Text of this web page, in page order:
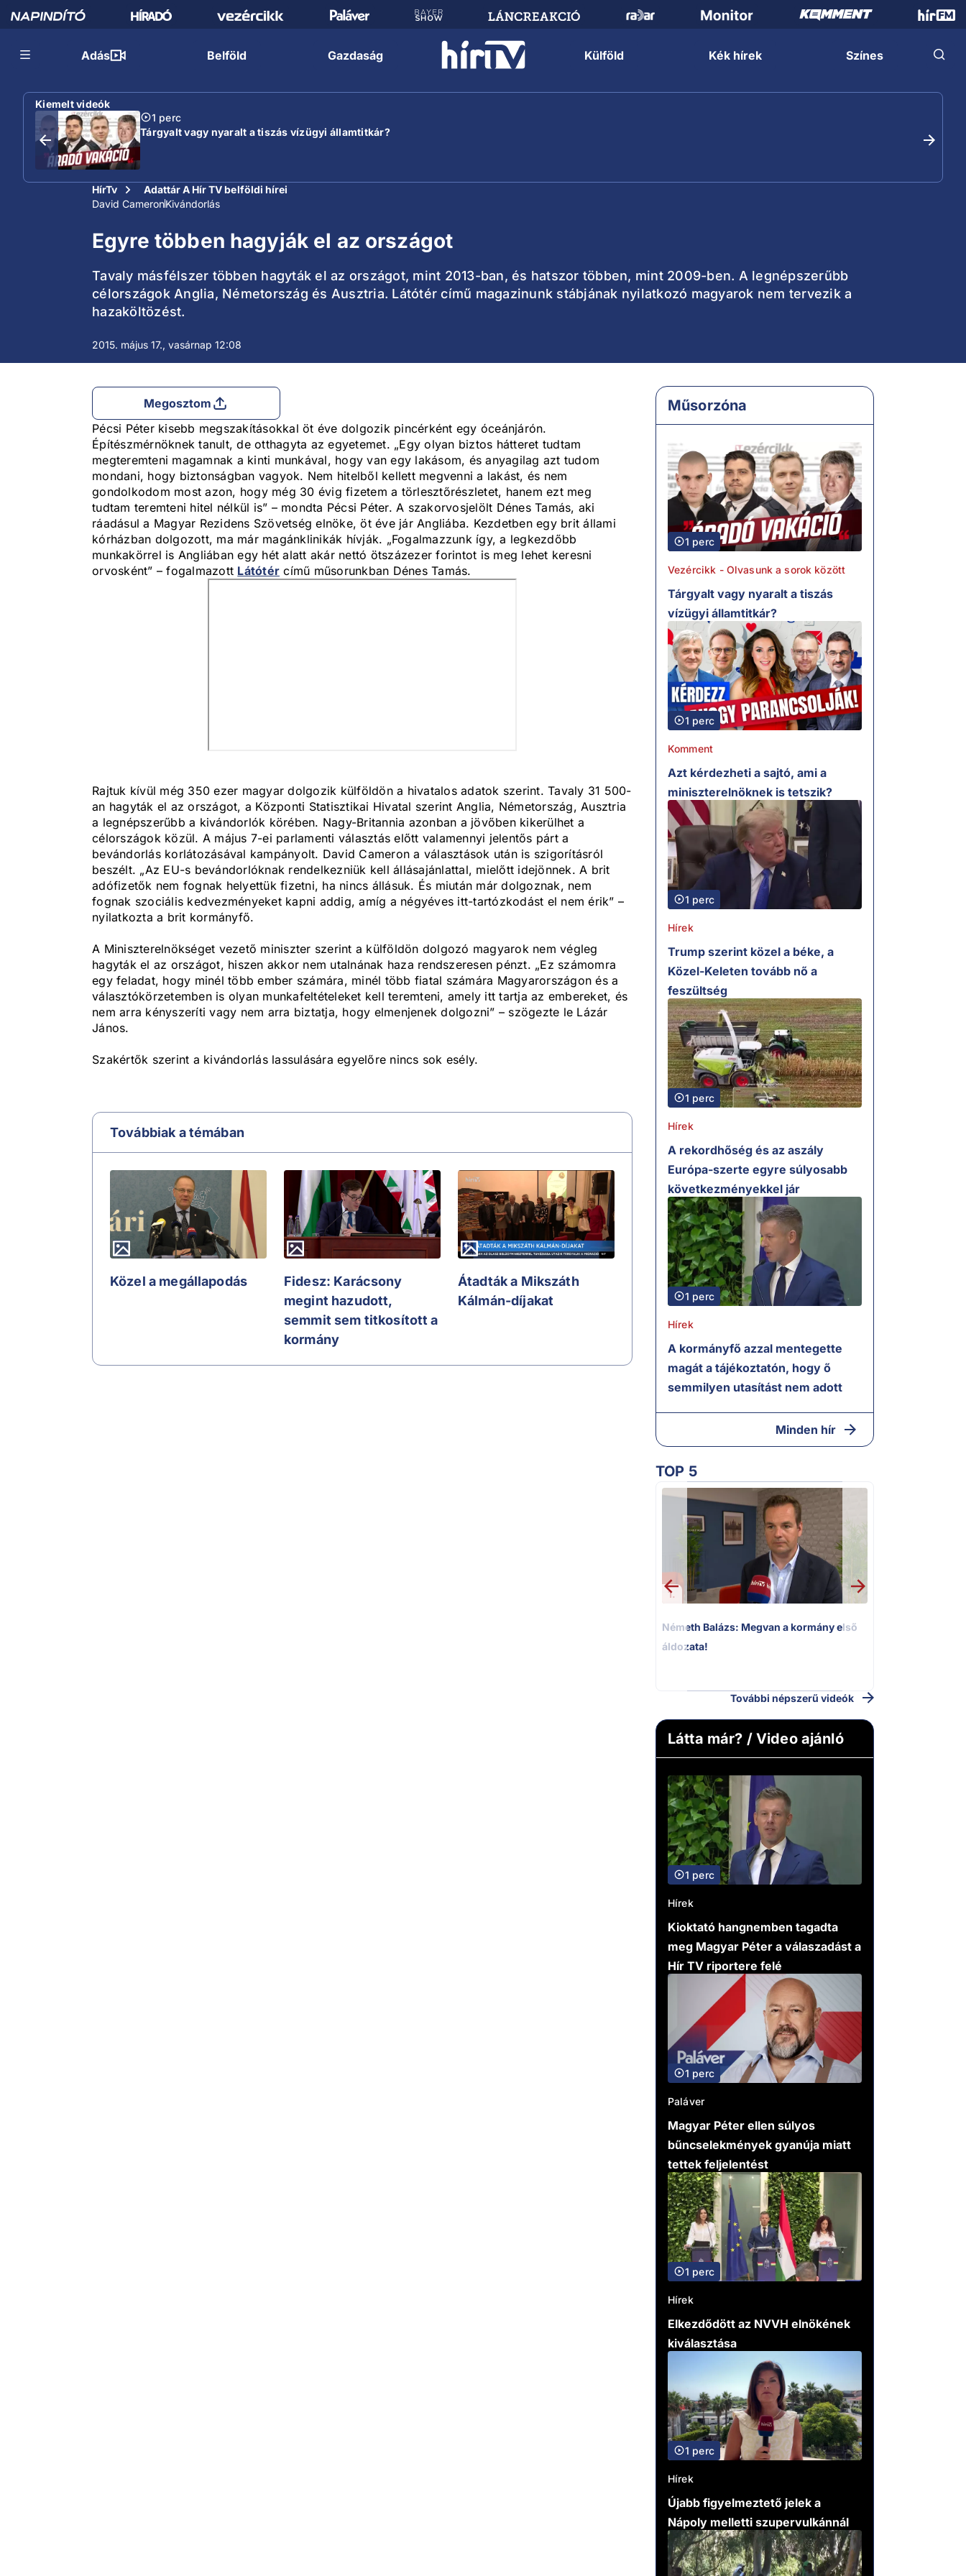
Adás Belföld Gazdaság Külföld Kék hírek Színes
Kiemelt videók
1 perc
Tárgyalt vagy nyaralt a tiszás vízügyi államtitkár?
HírTv
Adattár A Hír TV belföldi hírei
David CameronKivándorlás
Egyre többen hagyják el az országot
Tavaly másfélszer többen hagyták el az országot, mint 2013-ban, és hatszor többen, mint 2009-ben. A legnépszerűbb
célországok Anglia, Németország és Ausztria. Látótér című magazinunk stábjának nyilatkozó magyarok nem tervezik a
hazaköltözést.
2015. május 17., vasárnap 12:08
Megosztom
Pécsi Péter kisebb megszakításokkal öt éve dolgozik pincérként egy óceánjárón.
Építészmérnöknek tanult, de otthagyta az egyetemet. „Egy olyan biztos hátteret tudtam
megteremteni magamnak a kinti munkával, hogy van egy lakásom, és anyagilag azt tudom
mondani, hogy biztonságban vagyok. Nem hitelből kellett megvenni a lakást, és nem
gondolkodom most azon, hogy még 30 évig fizetem a törlesztőrészletet, hanem ezt meg
tudtam teremteni hitel nélkül is” – mondta Pécsi Péter. A szakorvosjelölt Dénes Tamás, aki
ráadásul a Magyar Rezidens Szövetség elnöke, öt éve jár Angliába. Kezdetben egy brit állami
kórházban dolgozott, ma már magánklinikák hívják. „Fogalmazzunk így, a legkezdőbb
munkakörrel is Angliában egy hét alatt akár nettó ötszázezer forintot is meg lehet keresni
orvosként” – fogalmazott Látótér című műsorunkban Dénes Tamás.
Rajtuk kívül még 350 ezer magyar dolgozik külföldön a hivatalos adatok szerint. Tavaly 31 500-
an hagyták el az országot, a Központi Statisztikai Hivatal szerint Anglia, Németország, Ausztria
a legnépszerűbb a kivándorlók körében. Nagy-Britannia azonban a jövőben kikerülhet a
célországok közül. A május 7-ei parlamenti választás előtt valamennyi jelentős párt a
bevándorlás korlátozásával kampányolt. David Cameron a választások után is szigorításról
beszélt. „Az EU-s bevándorlóknak rendelkezniük kell állásajánlattal, mielőtt idejönnek. A brit
adófizetők nem fognak helyettük fizetni, ha nincs állásuk. És miután már dolgoznak, nem
fognak szociális kedvezményeket kapni addig, amíg a négyéves itt-tartózkodást el nem érik” –
nyilatkozta a brit kormányfő.
A Miniszterelnökséget vezető miniszter szerint a külföldön dolgozó magyarok nem végleg
hagyták el az országot, hiszen akkor nem utalnának haza rendszeresen pénzt. „Ez számomra
egy feladat, hogy minél több ember számára, minél több fiatal számára Magyarországon és a
választókörzetemben is olyan munkafeltételeket kell teremteni, amely itt tartja az embereket, és
nem arra kényszeríti vagy nem arra biztatja, hogy elmenjenek dolgozni” – szögezte le Lázár
János.
Szakértők szerint a kivándorlás lassulására egyelőre nincs sok esély.
Továbbiak a témában
Közel a megállapodás
Fidesz: Karácsony
megint hazudott,
semmit sem titkosított a
kormány
Átadták a Mikszáth
Kálmán-díjakat
Műsorzóna
1 perc
Vezércikk - Olvasunk a sorok között
Tárgyalt vagy nyaralt a tiszás
vízügyi államtitkár?
1 perc
Komment
Azt kérdezheti a sajtó, ami a
miniszterelnöknek is tetszik?
1 perc
Hírek
Trump szerint közel a béke, a
Közel-Keleten tovább nő a
feszültség
1 perc
Hírek
A rekordhőség és az aszály
Európa-szerte egyre súlyosabb
következményekkel jár
1 perc
Hírek
A kormányfő azzal mentegette
magát a tájékoztatón, hogy ő
semmilyen utasítást nem adott
Minden hír
TOP 5
1.
Németh Balázs: Megvan a kormány első
áldozata!
További népszerű videók
Látta már? / Video ajánló
1 perc
Hírek
Kioktató hangnemben tagadta
meg Magyar Péter a válaszadást a
Hír TV riportere felé
1 perc
Paláver
Magyar Péter ellen súlyos
bűncselekmények gyanúja miatt
tettek feljelentést
1 perc
Hírek
Elkezdődött az NVVH elnökének
kiválasztása
1 perc
Hírek
Újabb figyelmeztető jelek a
Nápoly melletti szupervulkánnál